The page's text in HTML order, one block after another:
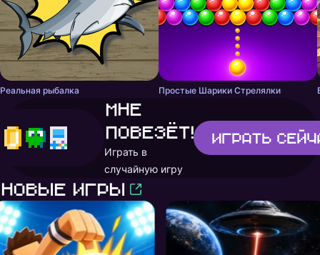
Реальная рыбалка Простые Шарики Стрелялки
Мне
повезёт!
Играть в
случайную игру
Играть
Новые игры